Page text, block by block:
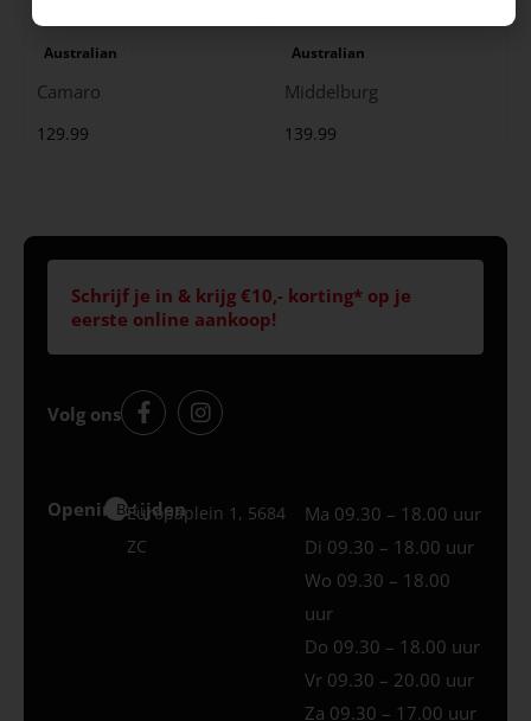
Australian
Camaro
129.99
Australian
Middelburg
139.99
Schrijf je in & krijg €10,- korting* op je
eerste online aankoop!
Volg ons
Openingstijden
Best
Europaplein 1, 5684
ZC
Ma 09.30 – 18.00 uur
Di 09.30 – 18.00 uur
Wo 09.30 – 18.00
uur
Do 09.30 – 18.00 uur
Vr 09.30 – 20.00 uur
Za 09.30 – 17.00 uur